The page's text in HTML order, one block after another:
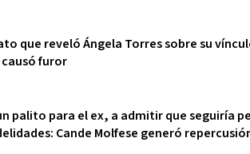
que reveló Ángela Torres sobre su
furor
palito para el ex, a admitir que seguiría
Cande Molfese generó